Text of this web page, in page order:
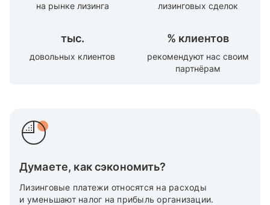
на рынке лизинга лизинговых сделок
тыс.
довольных клиентов
% клиентов
рекомендуют нас своим
партнёрам
Думаете, как сэкономить?
Лизинговые платежи относятся на расходы
и уменьшают налог на прибыль организации.